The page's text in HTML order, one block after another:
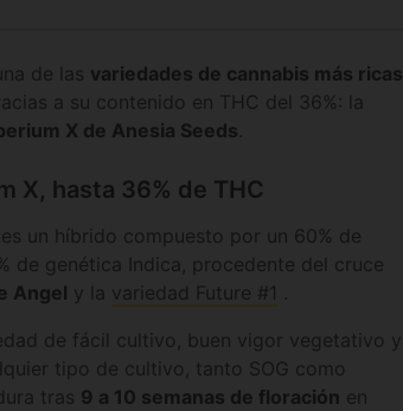
de las variedades de cannabis más ricas
a su contenido en THC del 36%: la
X de Anesia Seeds
X, hasta 36% de THC
es un híbrido compuesto por un 60% de
de genética Indica, procedente del cruce
Angel y la variedad Future #1
de fácil cultivo, buen vigor vegetativo y
tipo de cultivo, tanto SOG como
tras 9 a 10 semanas de floración en